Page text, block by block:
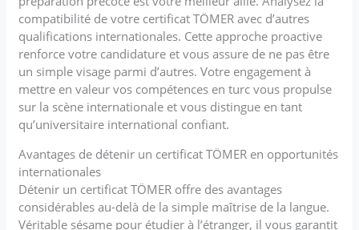
compatibilité de votre certificat TÖMER avec d’autres
qualifications internationales. Cette approche proactive
renforce votre candidature et vous assure de ne pas être
un simple visage parmi d’autres. Votre engagement à
mettre en valeur vos compétences en turc vous propulse
sur la scène internationale et vous distingue en tant
qu’universitaire international confiant.
Avantages de détenir un certificat TÖMER en opportunités
internationales
Détenir un certificat TÖMER offre des avantages
considérables au-delà de la simple maîtrise de la langue.
Véritable sésame pour étudier à l’étranger, il vous garantit